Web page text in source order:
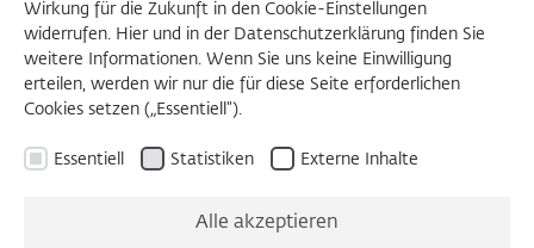
Wirkung für die Zukunft in den Cookie-Einstellungen
widerrufen. Hier und in der Datenschutzerklärung finden Sie
weitere Informationen. Wenn Sie uns keine Einwilligung
erteilen, werden wir nur die für diese Seite erforderlichen
Cookies setzen („Essentiell“).
Essentiell Statistiken Externe Inhalte
Alle akzeptieren